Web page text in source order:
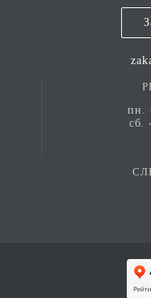
форматов, чтобы вы
оптимальное
пн.
сб.